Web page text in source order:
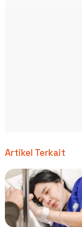
Artikel Terkait